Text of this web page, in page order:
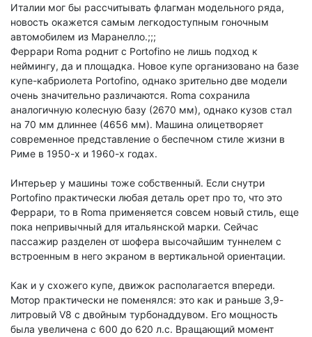
Италии мог бы рассчитывать флагман модельного ряда,
новость окажется самым легкодоступным гоночным
автомобилем из Маранелло.;;;
Феррари Roma роднит с Portofino не лишь подход к
неймингу, да и площадка. Новое купе организовано на базе
купе-кабриолета Portofino, однако зрительно две модели
очень значительно различаются. Roma сохранила
аналогичную колесную базу (2670 мм), однако кузов стал
на 70 мм длиннее (4656 мм). Машина олицетворяет
современное представление о беспечном стиле жизни в
Риме в 1950-х и 1960-х годах.
Интерьер у машины тоже собственный. Если снутри
Portofino практически любая деталь орет про то, что это
Феррари, то в Roma применяется совсем новый стиль, еще
пока непривычный для итальянской марки. Сейчас
пассажир разделен от шофера высочайшим туннелем с
встроенным в него экраном в вертикальной ориентации.
Как и у схожего купе, движок располагается впереди.
Мотор практически не поменялся: это как и раньше 3,9-
литровый V8 с двойным турбонаддувом. Его мощность
была увеличена с 600 до 620 л.с. Вращающий момент